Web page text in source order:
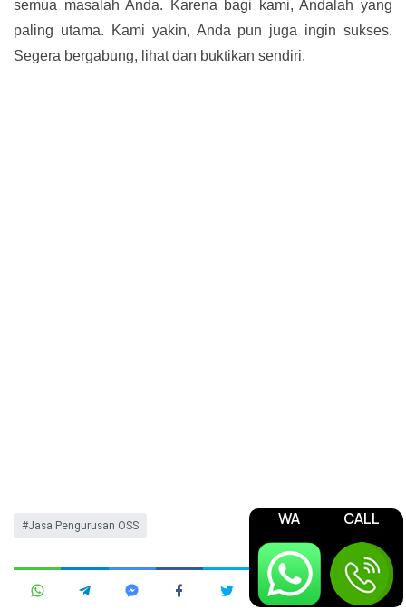
semua masalah Anda. Karena bagi kami, Andalah yang
paling utama. Kami yakin, Anda pun juga ingin sukses.
Segera bergabung, lihat dan buktikan sendiri.
Jasa Pengurusan OSS WA CALL